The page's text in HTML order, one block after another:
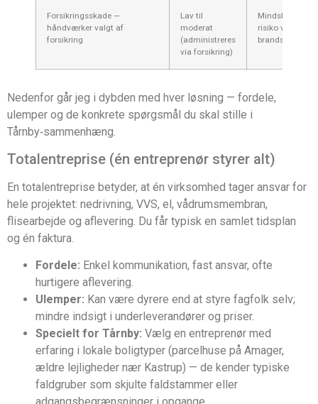
Forsikringsskade —
håndværker valgt af
forsikring
Lav til
moderat
(administreres
via forsikring)
Mindsker
risiko ved
brandskader/
Nedenfor går jeg i dybden med hver løsning — fordele,
ulemper og de konkrete spørgsmål du skal stille i
Tårnby‑sammenhæng.
Totalentreprise (én entreprenør styrer alt)
En totalentreprise betyder, at én virksomhed tager ansvar for
hele projektet: nedrivning, VVS, el, vådrumsmembran,
flisearbejde og aflevering. Du får typisk en samlet tidsplan
og én faktura.
Fordele: Enkel kommunikation, fast ansvar, ofte
hurtigere aflevering.
Ulemper: Kan være dyrere end at styre fagfolk selv;
mindre indsigt i underleverandører og priser.
Specielt for Tårnby: Vælg en entreprenør med
erfaring i lokale boligtyper (parcelhuse på Amager,
ældre lejligheder nær Kastrup) — de kender typiske
faldgruber som skjulte faldstammer eller